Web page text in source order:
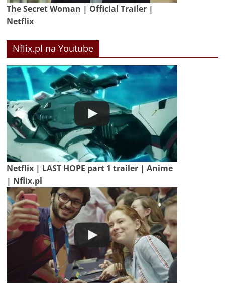
The Secret Woman | Official Trailer |
Netflix
Nflix.pl na Youtube
Netflix | LAST HOPE part 1 trailer | Anime
| Nflix.pl